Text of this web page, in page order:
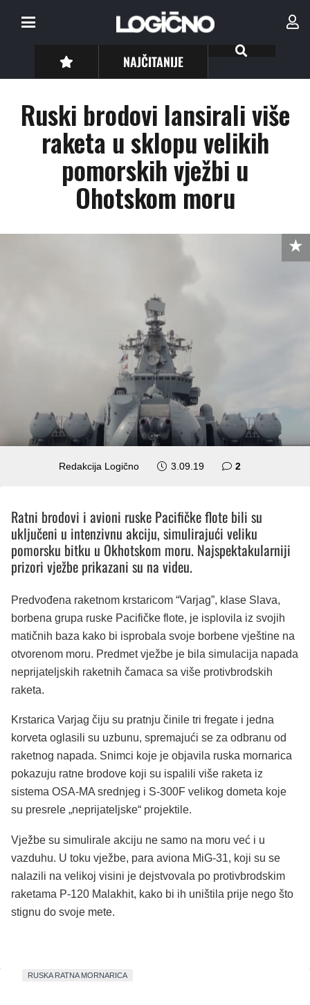
NAJČITANIJE
Ruski brodovi lansirali više
raketa u sklopu velikih
pomorskih vježbi u
Ohotskom moru
Redakcija Logično 3.09.19 2
Ratni brodovi i avioni ruske Pacifičke flote bili su
uključeni u intenzivnu akciju, simulirajući veliku
pomorsku bitku u Okhotskom moru. Najspektakularniji
prizori vježbe prikazani su na videu.
Predvođena raketnom krstaricom “Varjag”, klase Slava,
borbena grupa ruske Pacifičke flote, je isplovila iz svojih
matičnih baza kako bi isprobala svoje borbene vještine na
otvorenom moru. Predmet vježbe je bila simulacija napada
neprijateljskih raketnih čamaca sa više protivbrodskih
raketa.
Krstarica Varjag čiju su pratnju činile tri fregate i jedna
korveta oglasili su uzbunu, spremajući se za odbranu od
raketnog napada. Snimci koje je objavila ruska mornarica
pokazuju ratne brodove koji su ispalili više raketa iz
sistema OSA-MA srednjeg i S-300F velikog dometa koje
su presrele „neprijateljske“ projektile.
Vježbe su simulirale akciju ne samo na moru već i u
vazduhu. U toku vježbe, para aviona MiG-31, koji su se
nalazili na velikoj visini je dejstvovala po protivbrodskim
raketama P-120 Malakhit, kako bi ih uništila prije nego što
stignu do svoje mete.
RUSKA RATNA MORNARICA